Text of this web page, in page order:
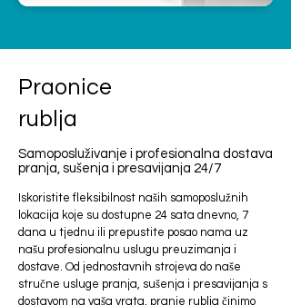
Praonice
rublja
Samoposluživanje i profesionalna dostava
pranja, sušenja i presavijanja 24/7
Iskoristite fleksibilnost naših samoposlužnih
lokacija koje su dostupne 24 sata dnevno, 7
dana u tjednu ili prepustite posao nama uz
našu profesionalnu uslugu preuzimanja i
dostave. Od jednostavnih strojeva do naše
stručne usluge pranja, sušenja i presavijanja s
dostavom na vaša vrata, pranje rublja činimo